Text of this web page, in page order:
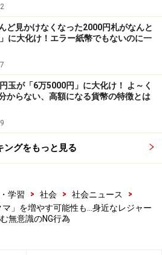
ないために、食材の扱い方にも配
、クマの生息域近くでキャンプ
多い人が、「絶対にしてはいけ
ゴミや残り物の投棄、屋外での食
手に入るという知識や習慣をク
を恐れない危険なクマたちを増
ど見かけなくなった2000円札がなんと
」に大化け！エラー紙幣でもないのに一
玉が「6万5000円」に大化け！ よ～く
からない、高額になる貨幣の特徴とは
ングをもっと見る
学習 > 社会 > 社会ニュース
>
」を増やす可能性も…身近なレジャー
無意識のNG行為